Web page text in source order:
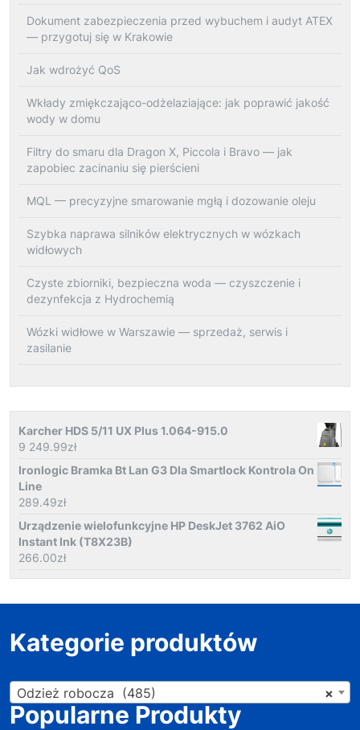
Dokument zabezpieczenia przed wybuchem i audyt ATEX
— przygotuj się w Krakowie
Jak wdrożyć QoS
Wkłady zmiękczająco-odżelaziające: jak poprawić jakość
wody w domu
Filtry do smaru dla Dragon X, Piccola i Bravo — jak
zapobiec zacinaniu się pierścieni
MQL — precyzyjne smarowanie mgłą i dozowanie oleju
Szybka naprawa silników elektrycznych w wózkach
widłowych
Czyste zbiorniki, bezpieczna woda — czyszczenie i
dezynfekcja z Hydrochemią
Wózki widłowe w Warszawie — sprzedaż, serwis i
zasilanie
Karcher HDS 5/11 UX Plus 1.064-915.0
9 249.99zł
Ironlogic Bramka Bt Lan G3 Dla Smartlock Kontrola On
Line
289.49zł
Urządzenie wielofunkcyjne HP DeskJet 3762 AiO
Instant Ink (T8X23B)
266.00zł
Kategorie produktów
×
Odzież robocza (485)
Popularne Produkty